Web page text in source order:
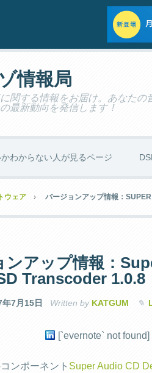
情報局
関する情報をお届け。あなた
最新動向を発信します！
わからない人が見るページ
ウェア バージョンアップ情報：
ンアップ情報：
Transcoder 1.0.8
年7月15日 Written by KATGUM
[`evernote` not found]
ンポーネント Super Audio CD